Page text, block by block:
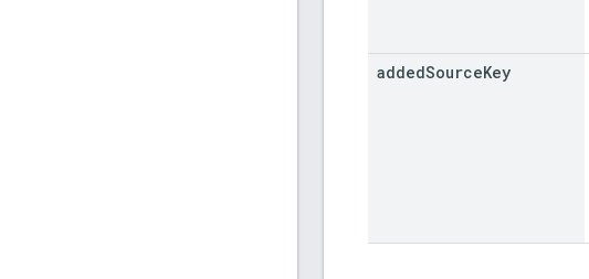
addedSourceKey